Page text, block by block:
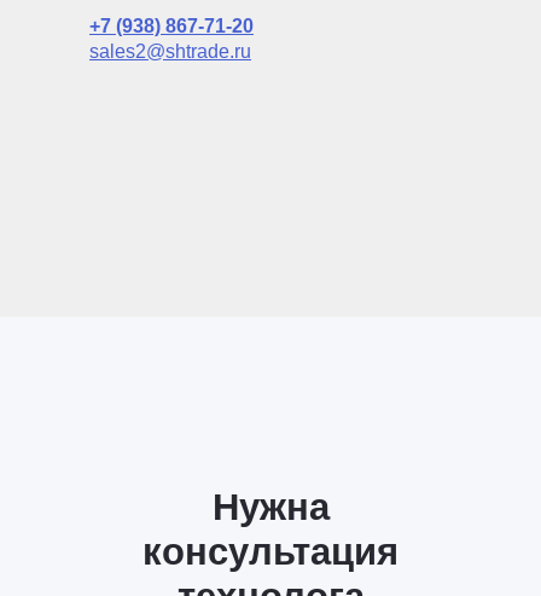
+7 (938) 867-71-20
sales2@shtrade.ru
Нужна
консультация